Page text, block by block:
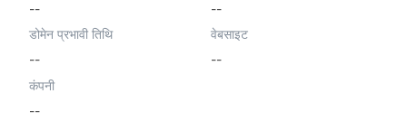
--
--
डोमेन प्रभावी तिथि
--
वेबसाइट
--
कंपनी
--